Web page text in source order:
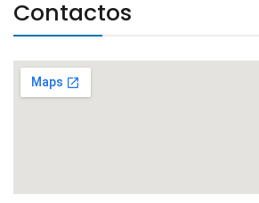
Contactos